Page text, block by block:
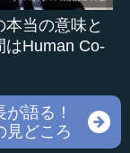
本当の意味と
Human Co-
が語る！
見どころ